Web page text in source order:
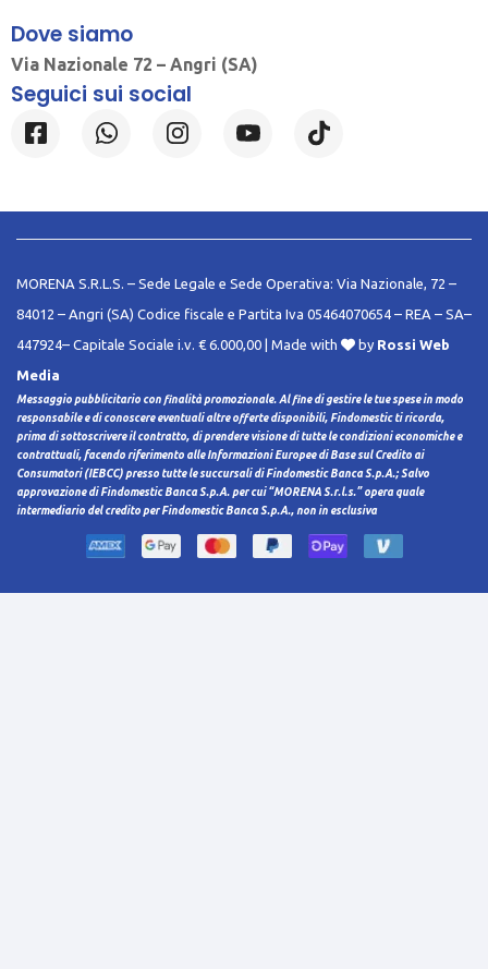
Dove siamo
Via Nazionale 72 – Angri (SA)
Seguici sui social
MORENA S.R.L.S. – Sede Legale e Sede Operativa: Via Nazionale, 72 –
84012 – Angri (SA) Codice fiscale e Partita Iva 05464070654 – REA – SA–
447924– Capitale Sociale i.v. € 6.000,00 | Made with
by Rossi Web
Media
Messaggio pubblicitario con finalità promozionale. Al fine di gestire le tue spese in modo
responsabile e di conoscere eventuali altre offerte disponibili, Findomestic ti ricorda,
prima di sottoscrivere il contratto, di prendere visione di tutte le condizioni economiche e
contrattuali, facendo riferimento alle Informazioni Europee di Base sul Credito ai
Consumatori (IEBCC) presso tutte le succursali di Findomestic Banca S.p.A.; Salvo
approvazione di Findomestic Banca S.p.A. per cui “MORENA S.r.l.s.” opera quale
intermediario del credito per Findomestic Banca S.p.A., non in esclusiva